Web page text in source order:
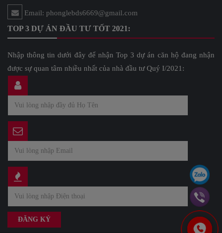
Email: phonglebds6669@gmail.com
TOP 3 DỰ ÁN ĐẦU TƯ TỐT 2021:
Nhập thông tin dưới đây để nhận Top 3 dự án căn hộ đang nhận
được sự quan tâm nhiều nhất của nhà đầu tư Quý I/2021: